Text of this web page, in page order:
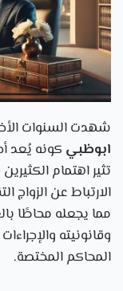
شهدت السنوات
ابوظبي كونه يُعد
تثير اهتمام
الارتباط عن الزواج
مما يجعله محاطًا
وقانونيته
المحاكم المختصة.